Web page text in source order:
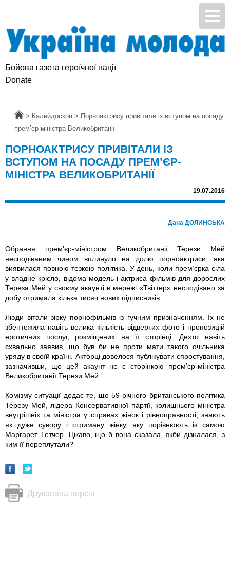
Бойова газета героїчної нації
Donate
Головна
> Калейдоскоп > Порноактрису привітали із вступом на посаду
прем’єр-міністра Великобританії
ПОРНОАКТРИСУ ПРИВІТАЛИ ІЗ
ВСТУПОМ НА ПОСАДУ ПРЕМ’ЄР-
МІНІСТРА ВЕЛИКОБРИТАНІЇ
19.07.2016
Дана ДОЛИНСЬКА
Обрання прем’єр-міністром Великобританії Терези Мей
несподіваним чином вплинуло на долю порноактриси, яка
виявилася повною тезкою політика. У день, коли прем’єрка сіла
у владне крісло, відома модель і актриса фільмів для дорослих
Тереза Мей у своєму акаунті в мережі «Твіттер» несподівано за
добу отримала кілька тисяч нових підписників.
Люди вітали зірку порнофільмів із гучним призначенням. Їх не
збентежила навіть велика кількість відвертих фото і пропозицій
еротичних послуг, розміщених на її сторінці. Дехто навіть
схвально заявив, що був би не проти мати такого очільника
уряду в своїй країні. Акторці довелося публікувати спростування,
зазначивши, що цей акаунт не є сторінкою прем’єр-міністра
Великобританії Терези Мей.
Комізму ситуації додає те, що 59-річного британського політика
Терезу Мей, лідера Консервативної партії, колишнього міністра
внутрішніх та міністра у справах жінок і рівноправності, знають
як дуже сувору і стриману жінку, яку порівнюють із самою
Маргарет Тетчер. Цікаво, що б вона сказала, якби дізналася, з
ким її переплутали?
Друкована версія